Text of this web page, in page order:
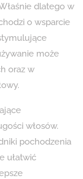
dlatego w
o wsparcie
może
oraz w
włosów.
pochodzenia
ułatwić